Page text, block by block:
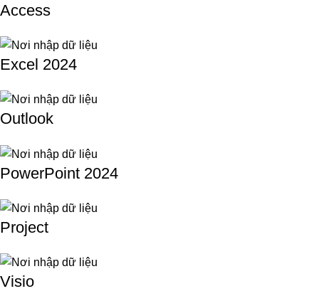
Access
Excel 2024
Outlook
PowerPoint 2024
Project
Visio